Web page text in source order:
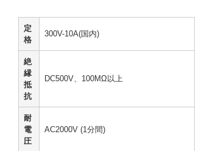
定
格
300V-10A(国内)
絶
縁
抵
抗
DC500V、100MΩ以上
耐
電
圧
AC2000V (1分間)